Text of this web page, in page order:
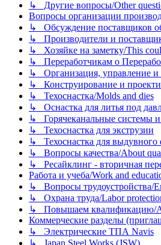
↳ Другие вопросы/Other
Вопросы организации
↳ Обсуждение поставщиков
↳ Производители и
↳ Хозяйке на заметку/This
↳ Переработчикам о
↳ Организация, управление и
↳ Конструирование и
↳ Техоснастка/Molds and dies
↳ Оснастка для литья под
↳ Горячеканальные системы
↳ Техоснастка для экструзии
↳ Техоснастка для
↳ Вопросы качества/About
↳ Ресайклинг - вторичная
Работа и учеба/Work and
↳ Вопросы трудоустройства/
↳ Охрана труда/Labor
↳ Повышаем квалификацию/
Коммерческие разделы
↳ Электрические ТПА Navis